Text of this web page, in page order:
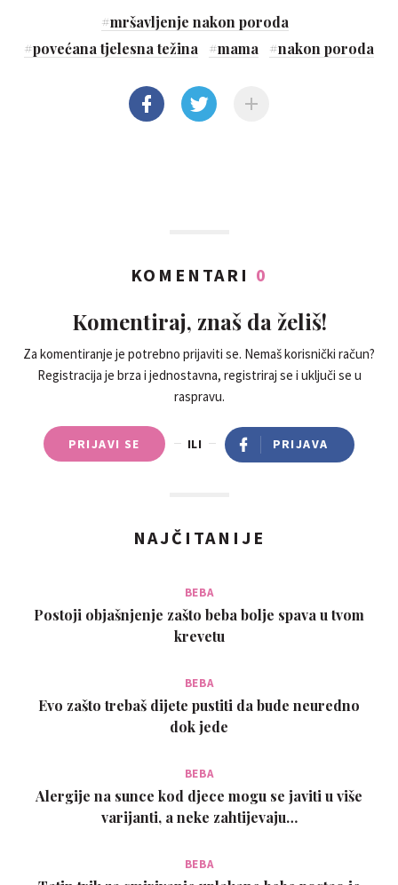
#mršavljenje nakon poroda
#povećana tjelesna težina #mama #nakon poroda
KOMENTARI 0
Komentiraj, znaš da želiš!
Za komentiranje je potrebno prijaviti se. Nemaš korisnički račun?
Registracija je brza i jednostavna, registriraj se i uključi se u
raspravu.
PRIJAVI SE ILI PRIJAVA
NAJČITANIJE
BEBA
Postoji objašnjenje zašto beba bolje spava u tvom
krevetu
BEBA
Evo zašto trebaš dijete pustiti da bude neuredno
dok jede
BEBA
Alergije na sunce kod djece mogu se javiti u više
varijanti, a neke zahtijevaju…
BEBA